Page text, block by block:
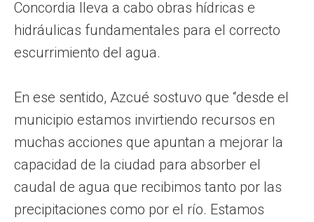
Concordia lleva a cabo obras hídricas e
hidráulicas fundamentales para el correcto
escurrimiento del agua.
En ese sentido, Azcué sostuvo que “desde el
municipio estamos invirtiendo recursos en
muchas acciones que apuntan a mejorar la
capacidad de la ciudad para absorber el
caudal de agua que recibimos tanto por las
precipitaciones como por el río. Estamos